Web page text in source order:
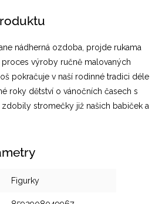
nádherná ozdoba, projde rukama
výroby ručně malovaných
pokračuje v naší rodinné tradici déle
roky dětství o vánočních časech s
stromečky již našich babiček a
Figurky